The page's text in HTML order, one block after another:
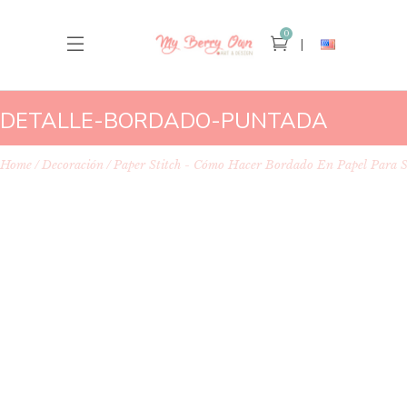
0
DETALLE-BORDADO-PUNTADA
Home Decoración Paper Stitch - Cómo Hacer Bordado En Papel Para